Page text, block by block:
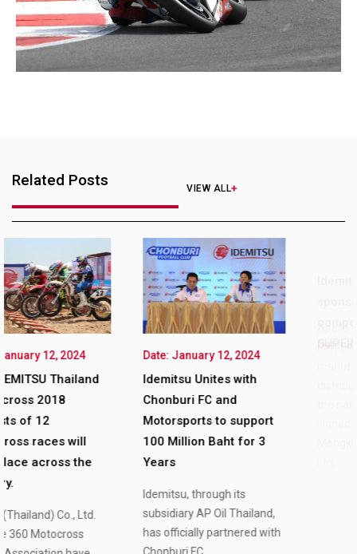
Related Posts VIEW ALL
Date: January 12, 2024
Idemitsu Unites with
Chonburi FC and
Motorsports to support
100 Million Baht for 3
Years
subsidiary AP Oil Thailand,
has officially partnered with
Date: January 12, 2024
Idemitsu becomes main
sponsor of the
competition IDEMITSU
SUPER TURBO THAILAND
Apollo Oil (Thailand) Co.,
distributor in Thailand under
the name of Idemitsu, has
signed an agreement with 3